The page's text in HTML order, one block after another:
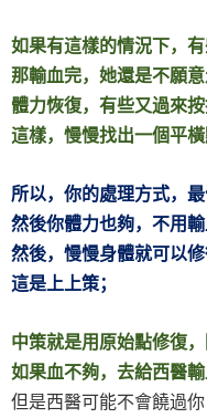
如果有這樣的情況下，
那輸血完，她還是不願意
體力恢復，有些又過來按
這樣，慢慢找出一個平
所以，你的處理方式，
然後你體力也夠，不用輸
然後，慢慢身體就可以修
這是上上策；
中策就是用原始點修復
如果血不夠，去給西醫輸
但是西醫可能不會饒過你